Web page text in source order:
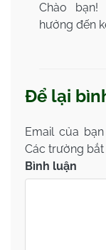
Chào bạn!
hưởng đến
Để lại
Email của
Các trường
Bình luận